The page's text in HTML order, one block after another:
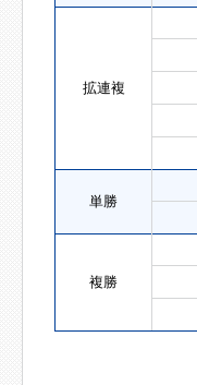
拡連複
単勝
複勝